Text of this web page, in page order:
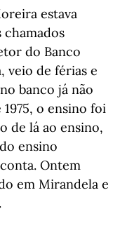
estava
chamados
do Banco
veio de férias e
banco já não
o ensino foi
de lá ao ensino,
ensino
Ontem
em Mirandela e